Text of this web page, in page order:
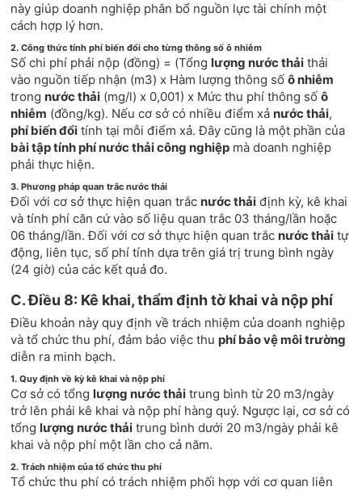
này giúp doanh nghiệp phân bổ nguồn lực tài chính một
cách hợp lý hơn.
2. Công thức tính phí biến đổi cho từng thông số ô nhiễm
Số chi phí phải nộp (đồng) = (Tổng lượng nước thải thải
vào nguồn tiếp nhận (m3) x Hàm lượng thông sốô nhiễm
trong nước thải (mg/l) x 0,001) x Mức thu phí thông sốô
nhiễm (đồng/kg). Nếu cơ sở có nhiều điểm xả nước thải,
phí biến đổi tính tại mỗi điểm xả. Đây cũng là một phần của
bài tập tính phí nước thải công nghiệp mà doanh nghiệp
phải thực hiện.
3. Phương pháp quan trắc nước thải
Đối với cơ sở thực hiện quan trắc nước thải định kỳ, kê khai
và tính phí căn cứ vào số liệu quan trắc 03 tháng/lần hoặc
06 tháng/lần. Đối với cơ sở thực hiện quan trắc nước thải tự
động, liên tục, số phí tính dựa trên giá trị trung bình ngày
(24 giờ) của các kết quả đo.
C. Điều 8: Kê khai, thẩm định tờ khai và nộp phí
Điều khoản này quy định về trách nhiệm của doanh nghiệp
và tổ chức thu phí, đảm bảo việc thu phí bảo vệ môi trường
diễn ra minh bạch.
1. Quy định về kỳ kê khai và nộp phí
Cơ sở có tổng lượng nước thải trung bình từ 20 m3/ngày
trở lên phải kê khai và nộp phí hàng quý. Ngược lại, cơ sở có
tổng lượng nước thải trung bình dưới 20 m3/ngày phải kê
khai và nộp phí một lần cho cả năm.
2. Trách nhiệm của tổ chức thu phí
Tổ chức thu phí có trách nhiệm phối hợp với cơ quan liên